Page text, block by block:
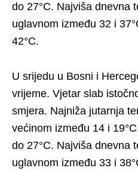
do 27°C. Najviša dnevna
uglavnom između 32 i
42°C.
U srijedu u Bosni i
vrijeme. Vjetar slab
smjera. Najniža jutarnja
većinom između 14 i
do 27°C. Najviša dnevna
uglavnom između 33 i